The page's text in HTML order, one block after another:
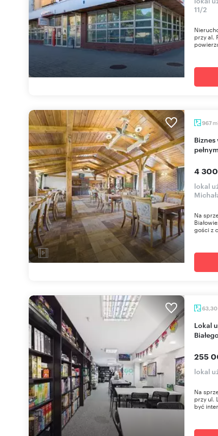
11/2
przy al.
967 m
Biznes w Białowieży (29 pokoi, 60 miejsc) z
4
lokal
Na
gości z
63,30
Lokal usługowy 63,3 m² z najemcami w centrum
255
lokal
Na
przy ul.
być